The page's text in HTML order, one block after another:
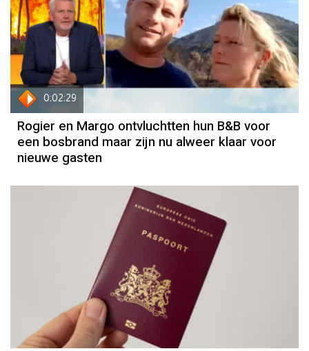
0:02:29
Rogier en Margo ontvluchtten hun B&B voor
een bosbrand maar zijn nu alweer klaar voor
nieuwe gasten